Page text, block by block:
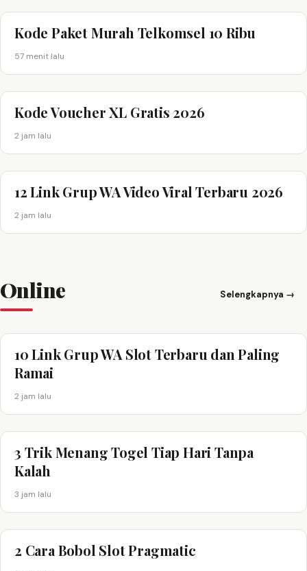
Kode Paket Murah Telkomsel 10 Ribu
57 menit lalu
Kode Voucher XL Gratis 2026
2 jam lalu
12 Link Grup WA Video Viral Terbaru 2026
2 jam lalu
Online Selengkapnya →
10 Link Grup WA Slot Terbaru dan Paling
Ramai
2 jam lalu
3 Trik Menang Togel Tiap Hari Tanpa
Kalah
3 jam lalu
2 Cara Bobol Slot Pragmatic